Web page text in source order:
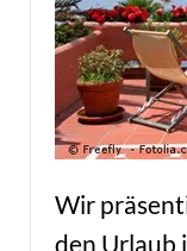
Wir
den Urlaub